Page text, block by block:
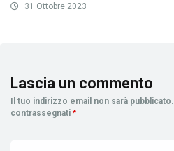
31 Ottobre 2023
Lascia un commento
Il tuo indirizzo email non sarà pubblicato.
contrassegnati *